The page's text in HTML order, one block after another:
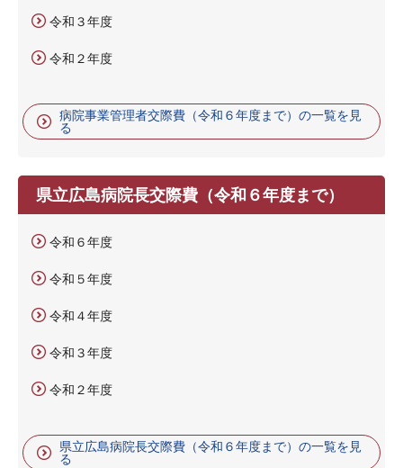
令和３年度
令和２年度
病院事業管理者交際費（令和６年度まで）の一覧を見
る
県立広島病院長交際費（令和６年度まで）
令和６年度
令和５年度
令和４年度
令和３年度
令和２年度
県立広島病院長交際費（令和６年度まで）の一覧を見
る